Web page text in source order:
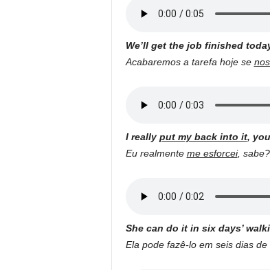
We’ll get the job finished
Acabaremos a tarefa hoje se
I really put my back into it,
Eu realmente me esforcei, sabe?
She can do it in six days’
Ela pode fazê-lo em seis dias